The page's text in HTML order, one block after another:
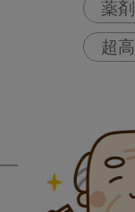
薬
超